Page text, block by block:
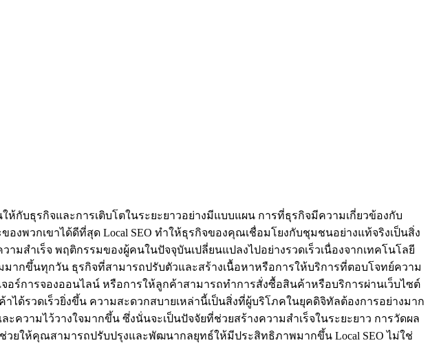
กับธุรกิจและการเติบโตในระยะยาวอย่างมีแบบแผน การที่ธุรกิจมีความเกี่ยวข้องกับ
พวกเขาได้ดีที่สุด Local SEO ทำให้ธุรกิจของคุณเชื่อมโยงกับชุมชนอย่างแท้จริงเป็นสิ่ง
สำเร็จ พฤติกรรมของผู้คนในปัจจุบันเปลี่ยนแปลงไปอย่างรวดเร็วเนื่องจากเทคโนโลยี
กขึ้นทุกวัน ธุรกิจที่สามารถปรับตัวและสร้างเนื้อหาหรือการให้บริการที่ตอบโจทย์ความ
ร์การจองออนไลน์ หรือการให้ลูกค้าสามารถทำการสั่งซื้อสินค้าหรือบริการผ่านเว็บไซต์
รวดเร็วยิ่งขึ้น ความสะดวกสบายเหล่านี้เป็นสิ่งที่ผู้บริโภคในยุคดิจิทัลต้องการอย่างมาก
วามไว้วางใจมากขึ้น ซึ่งนั่นจะเป็นปัจจัยที่ช่วยสร้างความสำเร็จในระยะยาว การวัดผล
วยให้คุณสามารถปรับปรุงและพัฒนากลยุทธ์ให้มีประสิทธิภาพมากขึ้น Local SEO ไม่ใช่